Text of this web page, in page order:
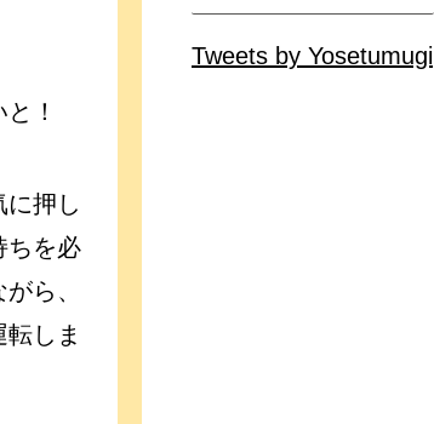
！
押し
ちを必
ら、
しま
Tweets by Yosetumugi